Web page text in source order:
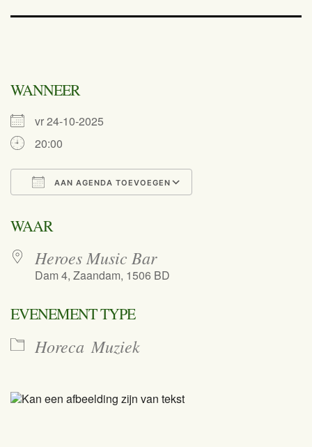
WANNEER
vr 24-10-2025
20:00
AAN AGENDA TOEVOEGEN
WAAR
Heroes Music Bar
Dam 4, Zaandam, 1506 BD
EVENEMENT TYPE
Horeca Muziek